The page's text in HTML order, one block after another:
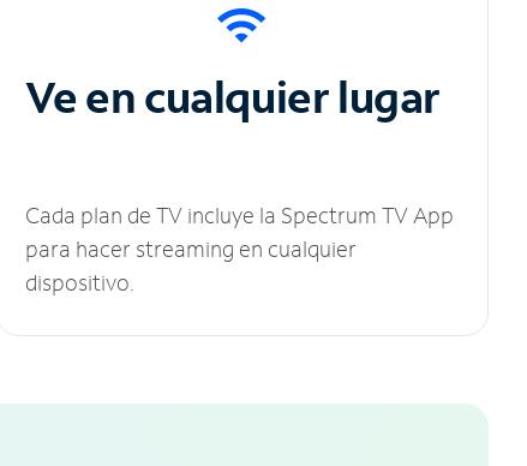
Ve en cualquier lugar
Cada plan de TV incluye la Spectrum TV App
para hacer streaming en cualquier
dispositivo.